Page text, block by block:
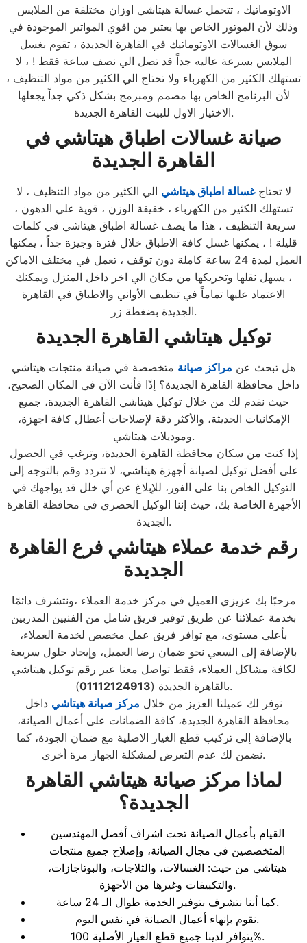
الاوتوماتيك ، تتحمل غسالة هيتاشي اوزان مختلفة من الملابس
وذلك لأن الموتور الخاص بها يعتبر من اقوي المواتير الموجودة في
سوق الغسالات الاوتوماتيك في القاهرة الجديدة ، تقوم بغسل
الملابس بسرعة عاليه جداً قد تصل الي نصف ساعة فقط ! ، لا
تستهلك الكثير من الكهرباء ولا تحتاج الي الكثير من مواد التنظيف ،
لأن البرنامج الخاص بها مصمم ومبرمج بشكل ذكي جداً يجعلها
الاختيار الاول للبيت القاهرة الجديدة.
صيانة غسالات اطباق هيتاشي في
القاهرة الجديدة
لا تحتاجغسالة اطباق هيتاشي الي الكثير من مواد التنظيف ، لا
تستهلك الكثير من الكهرباء ، خفيفة الوزن ، قوية علي الدهون ،
سريعة التنظيف ، هذا ما يصف غسالة اطباق هيتاشي في كلمات
قليلة ! ، يمكنها غسل كافة الاطباق خلال فترة وجيزة جداً ، يمكنها
العمل لمدة 24 ساعة كاملة دون توقف ، تعمل في مختلف الاماكن
، يسهل نقلها وتحريكها من مكان الي اخر داخل المنزل ويمكنك
الاعتماد عليها تماماً في تنظيف الأواني والاطباق في القاهرة
الجديدة بضغطة زر.
توكيل هيتاشي القاهرة الجديدة
هل تبحث عن مراكز صيانة متخصصة في صيانة منتجات هيتاشي
داخل محافظة القاهرة الجديدة؟ إذًا فأنت الآن في المكان الصحيح،
حيث نقدم لك من خلال توكيل هيتاشي القاهرة الجديدة، جميع
الإمكانيات الحديثة، والأكثر دقة لإصلاحات أعطال كافة اجهزة،
وموديلات هيتاشي.
إذا كنت من سكان محافظة القاهرة الجديدة، وترغب في الحصول
على أفضل توكيل لصيانة أجهزة هيتاشي، لا تتردد وقم بالتوجه إلى
التوكيل الخاص بنا على الفور، للإبلاغ عن أي خلل قد يواجهك في
الأجهزة الخاصة بك، حيث إننا الوكيل الحصري في محافظة القاهرة
الجديدة.
رقم خدمة عملاء هيتاشي فرع القاهرة
الجديدة
مرحبًا بك عزيزي العميل في مركز خدمة العملاء ،ونتشرف دائمًا
بخدمة عملائنا عن طريق توفير فريق شامل من الفنيين المدربين
بأعلى مستوى، مع توافر فريق عمل مخصص لخدمة العملاء،
بالإضافة إلى السعي نحو ضمان رضا العميل، وإيجاد حلول سريعة
لكافة مشاكل العملاء، فقط تواصل معنا عبر رقم توكيل هيتاشي
بالقاهرة الجديدة (01112124913
).
نوفر لك عميلنا العزيز من خلال مركز صيانة هيتاشي داخل
محافظة القاهرة الجديدة، كافة الضمانات على أعمال الصيانة،
بالإضافة إلى تركيب قطع الغيار الاصلية مع ضمان الجودة، كما
نضمن لك عدم التعرض لمشكلة الجهاز مرة أخرى.
لماذا مركز صيانة هيتاشي القاهرة
الجديدة؟
القيام بأعمال الصيانة تحت اشراف أفضل المهندسين
المتخصصين في مجال الصيانة، وإصلاح جميع منتجات
هيتاشي من حيث: الغسالات، والثلاجات، والبوتاجازات،
والتكييفات وغيرها من الأجهزة.
كما أننا نتشرف بتوفير الخدمة طوال الـ 24 ساعة.
نقوم بإنهاء أعمال الصيانة في نفس اليوم.
يتوافر لدينا جميع قطع الغيار الأصلية 100%.